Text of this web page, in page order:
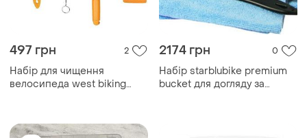
497 грн 2
Набір для чищення
велосипеда west biking
2174 грн 0
Набір starblubike premium
bucket для догляду за